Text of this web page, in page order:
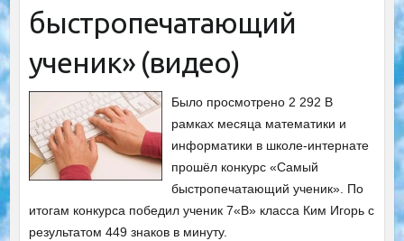
быстропечатающий
ученик» (видео)
Было просмотрено 2 292 В
рамках месяца математики и
информатики в школе-интернате
прошёл конкурс «Самый
быстропечатающий ученик». По
итогам конкурса победил ученик 7«В» класса Ким Игорь с
результатом 449 знаков в минуту.